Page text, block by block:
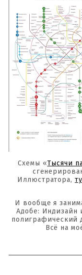
Схемы «Тысячи
Иллюстратора,
И вообще я
Адобе: Индизайн
полиграфический
Всё на